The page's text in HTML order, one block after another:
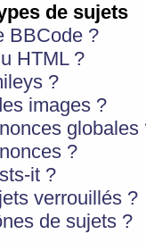
de sujets
BBCode ?
HTML ?
?
images ?
globales
?
it ?
verrouillés ?
de sujets ?